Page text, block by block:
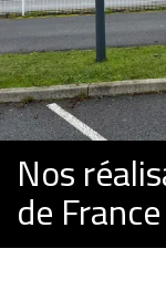
Nos
de France